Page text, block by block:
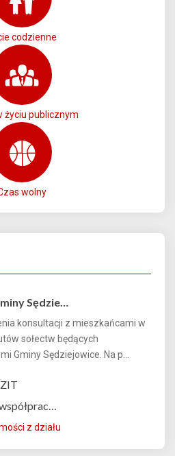
codzienne
życiu publicznym
wolny
Sędzie…
konsultacji z mieszkańcami w
sołectw będących
Gminy Sędziejowice. Na p...
z działu